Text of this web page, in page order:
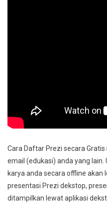
Cara Daftar Prezi secara
email (edukasi) anda yang lain.
karya anda secara offline akan
presentasi Prezi dekstop,
ditampilkan lewat aplikasi